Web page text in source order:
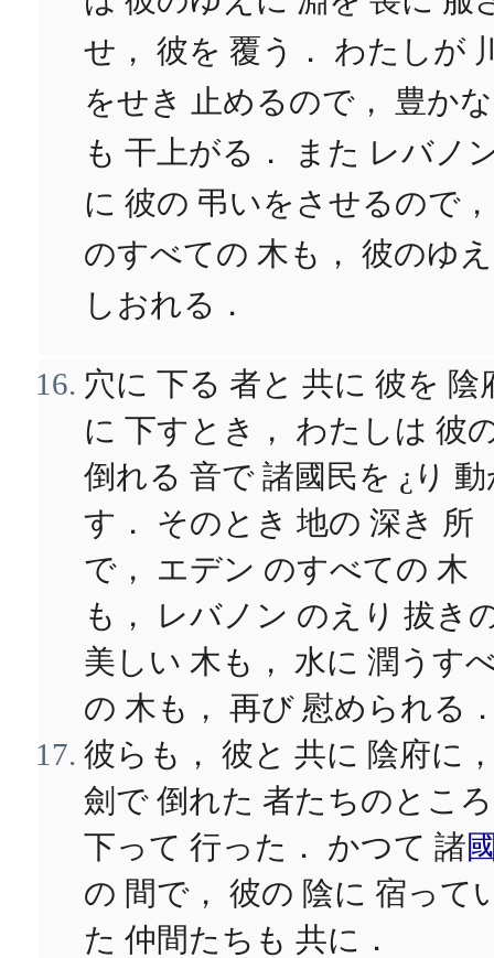
せ， 彼を 覆う． わたしが
をせき 止めるので， 豊か
も 干上がる． また レバノ
に 彼の 弔いをさせるので
のすべての 木も， 彼のゆ
しおれる．
穴に 下る 者と 共に 彼を 陰
に 下すとき， わたしは 彼
倒れる 音で 諸國民を ¿り
す． そのとき 地の 深き 所
で， エデン のすべての 木
も， レバノン のえり 拔き
美しい 木も， 水に 潤うす
の 木も， 再び 慰められる
彼らも， 彼と 共に 陰府に
劍で 倒れた 者たちのとこ
下って 行った． かつて 諸
の 間で， 彼の 陰に 宿って
た 仲間たちも 共に．